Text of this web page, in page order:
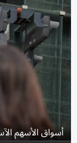
أسواق الأسهم